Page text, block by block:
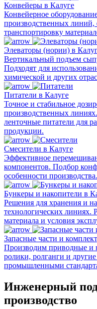
Конвейеры в Калуге
Конвейерное
производственных
транспортировку
Элеваторы (нории) в
Вертикальный подъем
Подходят для
химической и других
Питатели в Калуге
Точное и стабильное
производственных
ленточные питатели для
продукции.
Смесители в Калуге
Эффективное
компонентов. Подбор
особенности производства.
Бункеры и накопители в
Решения для хранения и
технологических линиях.
материала и условия
Запасные части и
Производим приводные и
ролики, ролганги и
промышленными
Инженерный
производство